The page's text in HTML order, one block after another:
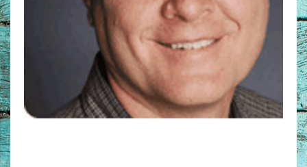
De Barbaar-boeken
Bestellen en retourneren
Sprekers